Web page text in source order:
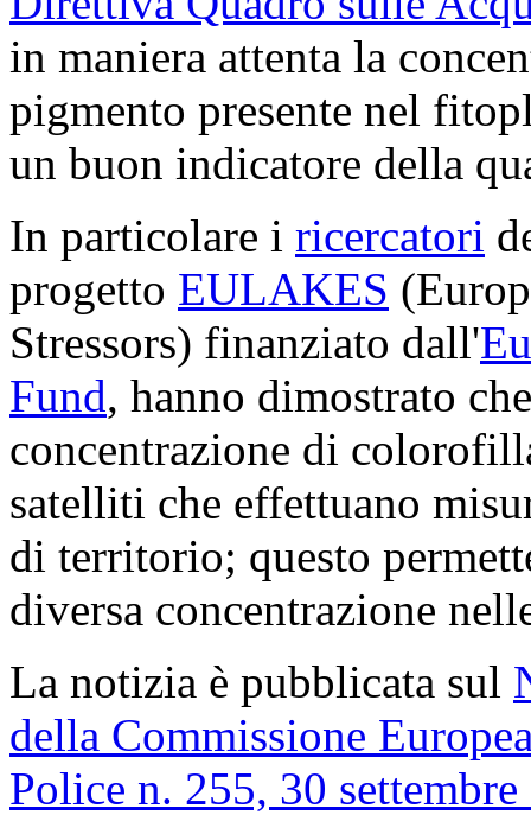
in maniera attenta la
pigmento presente nel
un buon indicatore della
In particolare i ricercatori
progetto EULAKES
Stressors) finanziato dall'
Fund, hanno dimostrato
concentrazione di
satelliti che effettuano
di territorio; questo
diversa concentrazione
La notizia è pubblicata sul
della Commissione
Police n. 255, 30 settembre